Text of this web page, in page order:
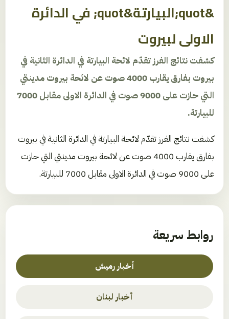
&quot;البيارتة&quot; في الدائرة
الاولى لبيروت
كشفت نتائج الفرز تقدّم لائحة البيارتة في الدائرة الثانية في
بيروت بفارق يقارب 4000 صوت عن لائحة بيروت مدينتي
التي حازت على 9000 صوت في الدائرة الاولى مقابل 7000
للبيارتة.
كشفت نتائج الفرز تقدّم لائحة البيارتة في الدائرة الثانية في بيروت
بفارق يقارب 4000 صوت عن لائحة بيروت مدينتي التي حازت
على 9000 صوت في الدائرة الاولى مقابل 7000 للبيارتة.
روابط سريعة
أخبار رميش
أخبار لبنان